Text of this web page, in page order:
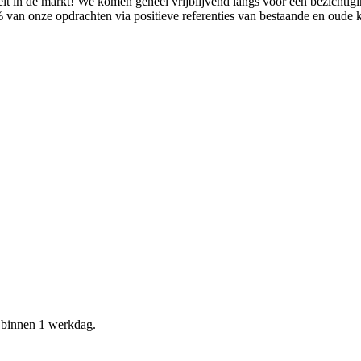
onze opdrachten via positieve referenties van bestaande en
1 werkdag.